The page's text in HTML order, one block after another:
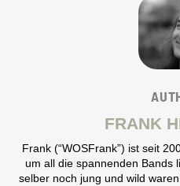
FRANK
Frank (“WOSFrank”) ist seit
um all die spannenden Bands
selber noch jung und wild